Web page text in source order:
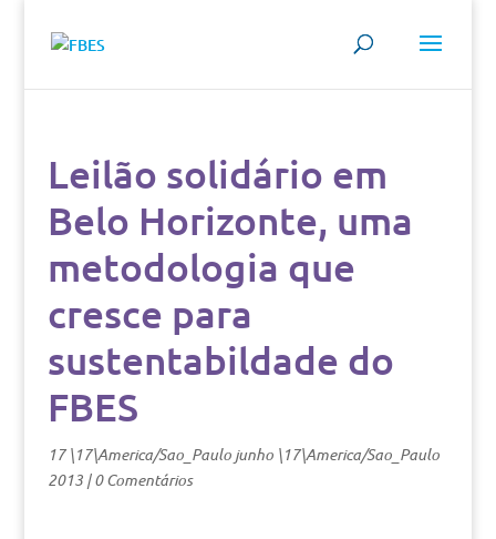
Leilão solidário em
Belo Horizonte, uma
metodologia que
cresce para
sustentabildade do
FBES
17 \17\America/Sao_Paulo junho \17\America/Sao_Paulo
2013|0 Comentários